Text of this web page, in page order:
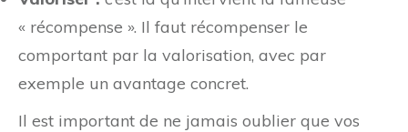
« récompense ». Il faut récompenser le
comportant par la valorisation, avec par
exemple un avantage concret.
Il est important de ne jamais oublier que vos